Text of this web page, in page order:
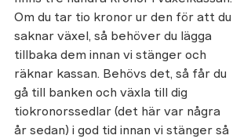
Om du tar tio kronor ur den för att du
saknar växel, så behöver du lägga
tillbaka dem innan vi stänger och
räknar kassan. Behövs det, så får du
gå till banken och växla till dig
tiokronorssedlar (det här var några
år sedan) i god tid innan vi stänger så